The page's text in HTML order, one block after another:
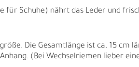
für Schuhe) nährt das Leder und
Die Gesamtlänge ist ca. 15 cm
(Bei Wechselriemen lieber